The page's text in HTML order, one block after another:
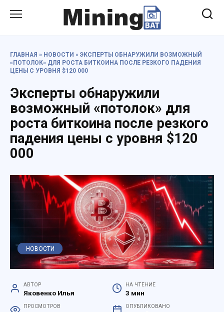
ГЛАВНАЯ » НОВОСТИ » ЭКСПЕРТЫ ОБНАРУЖИЛИ ВОЗМОЖНЫЙ
«ПОТОЛОК» ДЛЯ РОСТА БИТКОИНА ПОСЛЕ РЕЗКОГО ПАДЕНИЯ
ЦЕНЫ С УРОВНЯ $120 000
Эксперты обнаружили
возможный «потолок» для
роста биткоина после резкого
падения цены с уровня $120
000
НОВОСТИ
АВТОР
Яковенко Илья
НА ЧТЕНИЕ
3 мин
ПРОСМОТРОВ ОПУБЛИКОВАНО